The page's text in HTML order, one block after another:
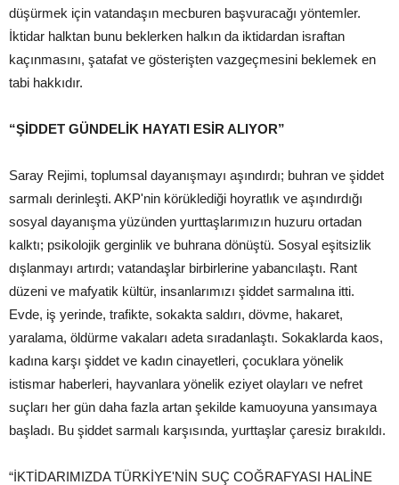
düşürmek için vatandaşın mecburen başvuracağı yöntemler.
İktidar halktan bunu beklerken halkın da iktidardan israftan
kaçınmasını, şatafat ve gösterişten vazgeçmesini beklemek en
tabi hakkıdır.
“ŞİDDET GÜNDELİK HAYATI ESİR ALIYOR”
Saray Rejimi, toplumsal dayanışmayı aşındırdı; buhran ve şiddet
sarmalı derinleşti. AKP'nin körüklediği hoyratlık ve aşındırdığı
sosyal dayanışma yüzünden yurttaşlarımızın huzuru ortadan
kalktı; psikolojik gerginlik ve buhrana dönüştü. Sosyal eşitsizlik
dışlanmayı artırdı; vatandaşlar birbirlerine yabancılaştı. Rant
düzeni ve mafyatik kültür, insanlarımızı şiddet sarmalına itti.
Evde, iş yerinde, trafikte, sokakta saldırı, dövme, hakaret,
yaralama, öldürme vakaları adeta sıradanlaştı. Sokaklarda kaos,
kadına karşı şiddet ve kadın cinayetleri, çocuklara yönelik
istismar haberleri, hayvanlara yönelik eziyet olayları ve nefret
suçları her gün daha fazla artan şekilde kamuoyuna yansımaya
başladı. Bu şiddet sarmalı karşısında, yurttaşlar çaresiz bırakıldı.
“İKTİDARIMIZDA TÜRKİYE'NİN SUÇ COĞRAFYASI HALİNE